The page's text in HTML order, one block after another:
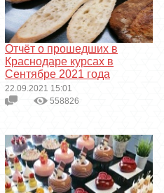
Отчёт о прошедших в
Краснодаре курсах в
Сентябре 2021 года
22.09.2021 15:01
558826